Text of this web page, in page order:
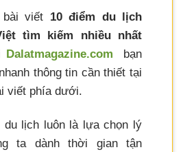
bài viết 10 điểm du lịch
tìm kiếm nhiều nhất
Dalatmagazine.com
bạn
thông tin cần thiết tại
viết phía dưới.
du lịch luôn là lựa chọn lý
ta dành thời gian tận